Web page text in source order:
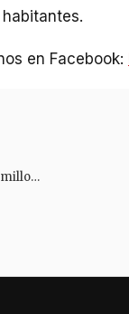
en Facebook:
Ciudadano denuncia que fue víctima de millonario robo en su camioneta en Ibagué